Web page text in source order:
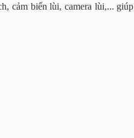
cảm biến lùi, camera lùi,... giúp